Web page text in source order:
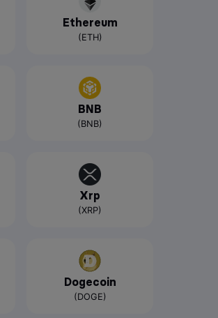
Ethereum
(ETH)
BNB
(BNB)
Xrp
(XRP)
Dogecoin
(DOGE)